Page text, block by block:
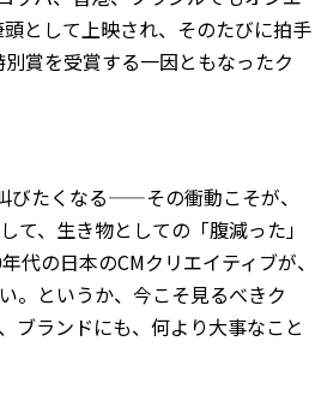
として上映され、そのたびに拍手
賞を受賞する一因ともなったク
びたくなる——その衝動こそが、
て、生き物としての「腹減った」
代の日本のCMクリエイティブが、
。というか、今こそ見るべきク
ブランドにも、何より大事なこと